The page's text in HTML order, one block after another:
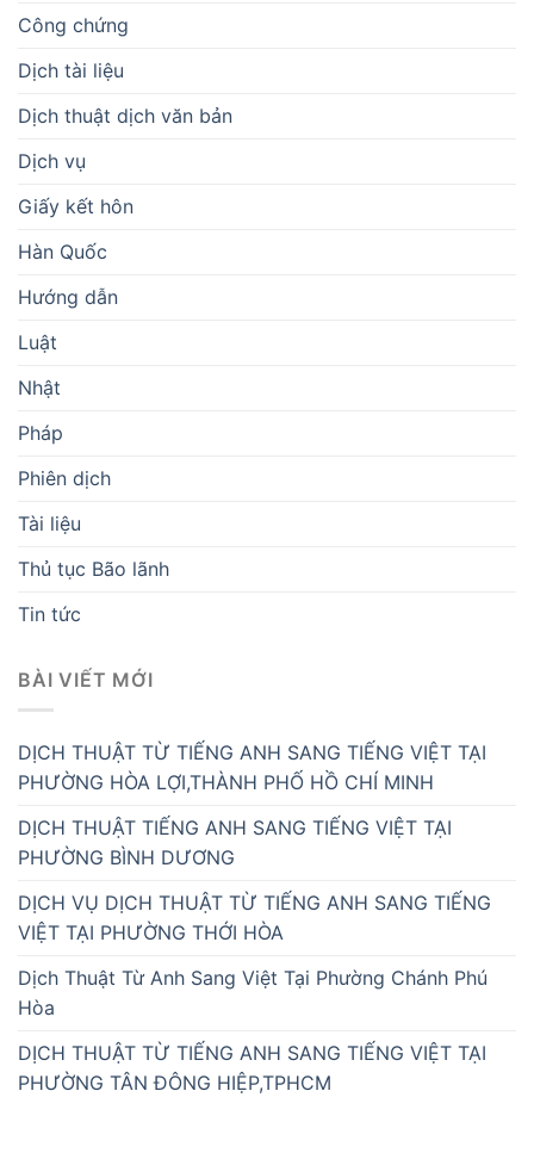
Công chứng
Dịch tài liệu
Dịch thuật dịch văn bản
Dịch vụ
Giấy kết hôn
Hàn Quốc
Hướng dẫn
Luật
Nhật
Pháp
Phiên dịch
Tài liệu
Thủ tục Bão lãnh
Tin tức
BÀI VIẾT MỚI
DỊCH THUẬT TỪ TIẾNG ANH SANG TIẾNG VIỆT TẠI
PHƯỜNG HÒA LỢI,THÀNH PHỐ HỒ CHÍ MINH
DỊCH THUẬT TIẾNG ANH SANG TIẾNG VIỆT TẠI
PHƯỜNG BÌNH DƯƠNG
DỊCH VỤ DỊCH THUẬT TỪ TIẾNG ANH SANG TIẾNG
VIỆT TẠI PHƯỜNG THỚI HÒA
Dịch Thuật Từ Anh Sang Việt Tại Phường Chánh Phú
Hòa
DỊCH THUẬT TỪ TIẾNG ANH SANG TIẾNG VIỆT TẠI
PHƯỜNG TÂN ĐÔNG HIỆP,TPHCM